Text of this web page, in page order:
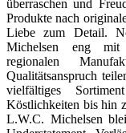
überraschen und
Produkte nach
Liebe zum Detail.
Michelsen eng mit
regionalen
Qualitätsanspruch
vielfältiges
Köstlichkeiten bis hin
L.W.C. Michelsen